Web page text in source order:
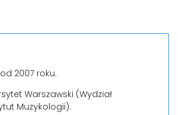
2007 roku.
Warszawski (Wydział
Muzykologii).